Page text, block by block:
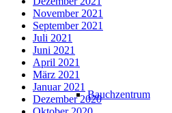
Bauchzentrum
November 2021
September 2021
Juli 2021
Juni 2021
April 2021
März 2021
Januar 2021
Dezember 2020